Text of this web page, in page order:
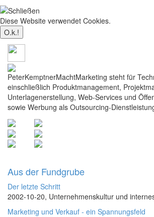
Diese Website verwendet Cookies.
PeterKemptnerMachtMarketing steht für
einschließlich Produktmanagement,
Unterlagenerstellung, Web-Services und
sowie Werbung als Outsourcing-
Aus der Fundgrube
Der letzte Schritt
2002-10-20, Unternehmenskultur und
Marketing und Verkauf - ein Spannungsfeld